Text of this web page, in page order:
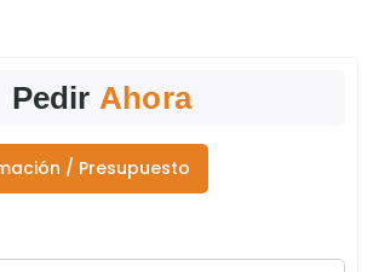
Pedir Ahora
/ Presupuesto